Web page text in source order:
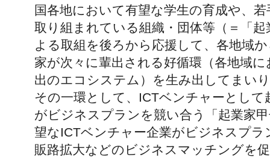
国各地において有望な学生の育成や、
取り組まれている組織・団体等（＝「
よる取組を後ろから応援して、各地域
家が次々に輩出される好循環（各地域
出のエコシステム）を生み出してまい
その一環として、ICTベンチャーとして
がビジネスプランを競い合う「起業家
望なICTベンチャー企業がビジネスプラ
販路拡大などのビジネスマッチングを